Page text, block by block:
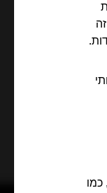
, כמו